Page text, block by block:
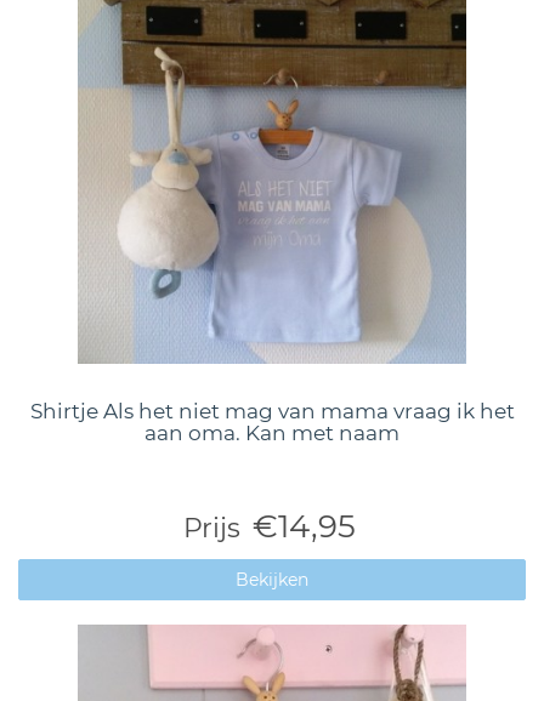
Shirtje Als het niet mag van mama vraag ik het
aan oma. Kan met naam
Prijs €14,95
Bekijken